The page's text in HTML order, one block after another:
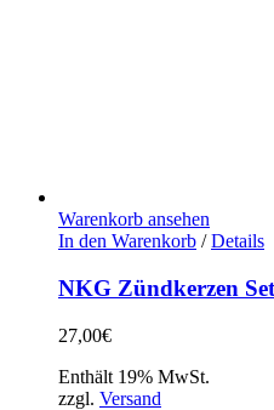
Warenkorb ansehen
In den Warenkorb / Details
NKG Zündkerzen
27,00€
Enthält 19% MwSt.
zzgl. Versand